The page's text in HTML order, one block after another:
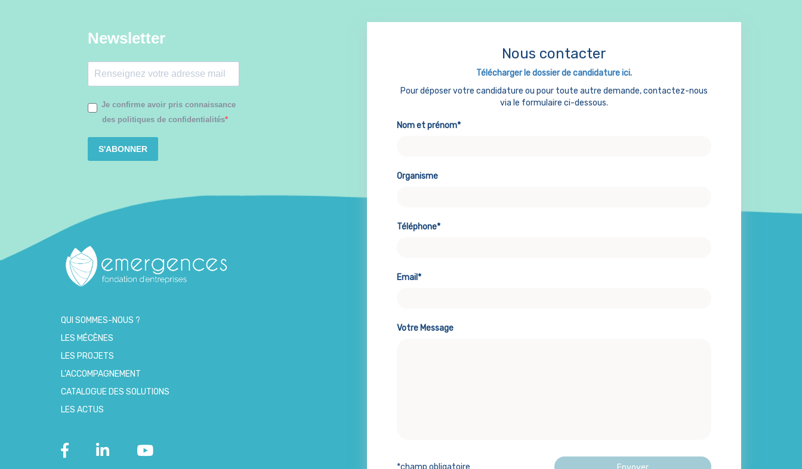
Newsletter
Je confirme avoir pris connaissance
des politiques de confidentialités
S'ABONNER
QUI SOMMES-NOUS ?
LES MÉCÈNES
LES PROJETS
L’ACCOMPAGNEMENT
CATALOGUE DES SOLUTIONS
LES ACTUS
Nous contacter
Télécharger le dossier de candidature ici.
Pour déposer votre candidature ou pour toute autre demande, contactez-nous
via le formulaire ci-dessous.
Nom et prénom*
Organisme
Téléphone*
Email*
Votre Message
*champ obligatoire